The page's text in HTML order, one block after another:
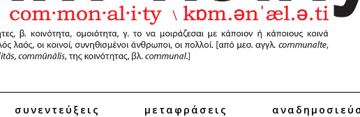
συνεντεύξεις μεταφράσεις